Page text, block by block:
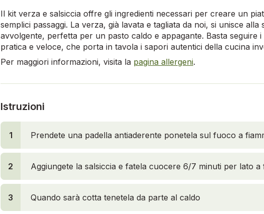
Il kit verza e salsiccia offre gli ingredienti necessari per creare un
semplici passaggi. La verza, già lavata e tagliata da noi, si unisce
avvolgente, perfetta per un pasto caldo e appagante. Basta seguire
pratica e veloce, che porta in tavola i sapori autentici della cucina
Per maggiori informazioni, visita la pagina allergeni.
Istruzioni
1 Prendete una padella antiaderente ponetela sul fuoco a
2 Aggiungete la salsiccia e fatela cuocere 6/7 minuti per lato a
3 Quando sarà cotta tenetela da parte al caldo